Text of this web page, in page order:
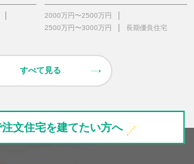
2000万円〜2500万円
2500万円〜3000万円
長期優良住宅
すべて見る
文住宅を建てたい方へ